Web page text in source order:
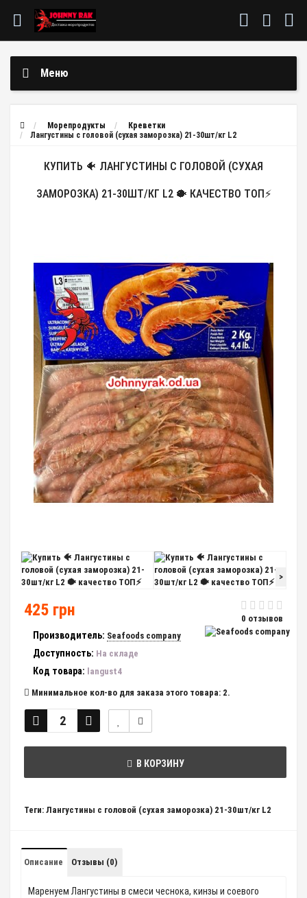
Меню
Морепродукты
Креветки
Лангустины с головой (сухая заморозка) 21-30шт/кг L2
КУПИТЬ 🐠 ЛАНГУСТИНЫ С ГОЛОВОЙ (СУХАЯ
ЗАМОРОЗКА) 21-30ШТ/КГ L2 🐡 КАЧЕСТВО ТОП⚡
>
0 отзывов
425 грн
Производитель: Seafoods company
Доступность: На складе
Код товара: langust4
Минимальное кол-во для заказа этого товара: 2.
В КОРЗИНУ
Теги: Лангустины с головой (сухая заморозка) 21-30шт/кг L2
Описание Отзывы (0)
Маренуем Лангустины в смеси чеснока, кинзы и соевого